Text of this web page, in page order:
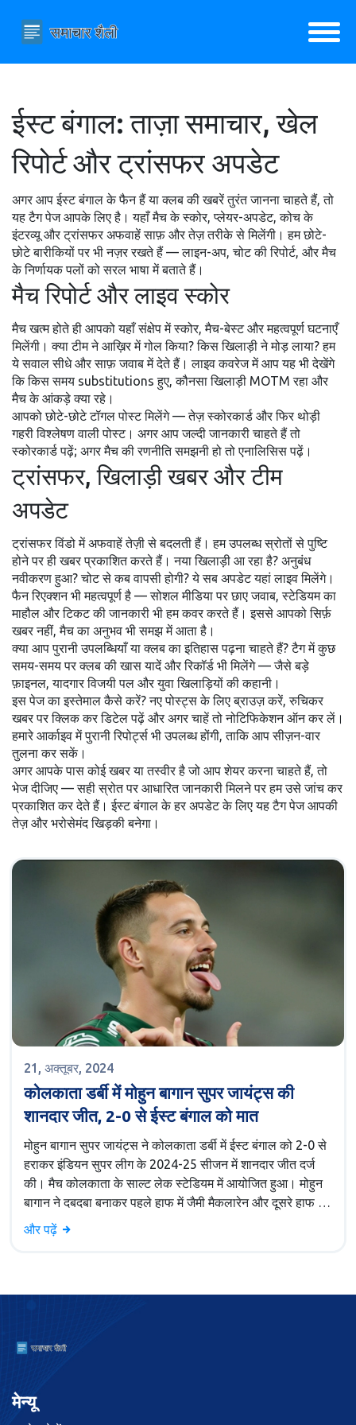
ईस्ट बंगाल: ताज़ा समाचार, खेल
रिपोर्ट और ट्रांसफर अपडेट
अगर आप ईस्ट बंगाल के फैन हैं या क्लब की खबरें तुरंत जानना चाहते हैं, तो
यह टैग पेज आपके लिए है। यहाँ मैच के स्कोर, प्लेयर-अपडेट, कोच के
इंटरव्यू और ट्रांसफर अफवाहें साफ़ और तेज़ तरीके से मिलेंगी। हम छोटे-
छोटे बारीकियों पर भी नज़र रखते हैं — लाइन-अप, चोट की रिपोर्ट, और मैच
के निर्णायक पलों को सरल भाषा में बताते हैं।
मैच रिपोर्ट और लाइव स्कोर
मैच खत्म होते ही आपको यहाँ संक्षेप में स्कोर, मैच-बेस्ट और महत्वपूर्ण घटनाएँ
मिलेंगी। क्या टीम ने आख़िर में गोल किया? किस खिलाड़ी ने मोड़ लाया? हम
ये सवाल सीधे और साफ़ जवाब में देते हैं। लाइव कवरेज में आप यह भी देखेंगे
कि किस समय substitutions हुए, कौनसा खिलाड़ी MOTM रहा और
मैच के आंकड़े क्या रहे।
आपको छोटे-छोटे टॉगल पोस्ट मिलेंगे — तेज़ स्कोरकार्ड और फिर थोड़ी
गहरी विश्लेषण वाली पोस्ट। अगर आप जल्दी जानकारी चाहते हैं तो
स्कोरकार्ड पढ़ें; अगर मैच की रणनीति समझनी हो तो एनालिसिस पढ़ें।
ट्रांसफर, खिलाड़ी खबर और टीम
अपडेट
ट्रांसफर विंडो में अफवाहें तेज़ी से बदलती हैं। हम उपलब्ध स्रोतों से पुष्टि
होने पर ही खबर प्रकाशित करते हैं। नया खिलाड़ी आ रहा है? अनुबंध
नवीकरण हुआ? चोट से कब वापसी होगी? ये सब अपडेट यहां लाइव मिलेंगे।
फैन रिएक्शन भी महत्वपूर्ण है — सोशल मीडिया पर छाए जवाब, स्टेडियम का
माहौल और टिकट की जानकारी भी हम कवर करते हैं। इससे आपको सिर्फ़
खबर नहीं, मैच का अनुभव भी समझ में आता है।
क्या आप पुरानी उपलब्धियाँ या क्लब का इतिहास पढ़ना चाहते हैं? टैग में कुछ
समय-समय पर क्लब की खास यादें और रिकॉर्ड भी मिलेंगे — जैसे बड़े
फ़ाइनल, यादगार विजयी पल और युवा खिलाड़ियों की कहानी।
इस पेज का इस्तेमाल कैसे करें? नए पोस्ट्स के लिए ब्राउज़ करें, रुचिकर
खबर पर क्लिक कर डिटेल पढ़ें और अगर चाहें तो नोटिफिकेशन ऑन कर लें।
हमारे आर्काइव में पुरानी रिपोर्ट्स भी उपलब्ध होंगी, ताकि आप सीज़न-वार
तुलना कर सकें।
अगर आपके पास कोई खबर या तस्वीर है जो आप शेयर करना चाहते हैं, तो
भेज दीजिए — सही स्रोत पर आधारित जानकारी मिलने पर हम उसे जांच कर
प्रकाशित कर देते हैं। ईस्ट बंगाल के हर अपडेट के लिए यह टैग पेज आपकी
तेज़ और भरोसेमंद खिड़की बनेगा।
21, अक्तूबर, 2024
कोलकाता डर्बी में मोहुन बागान सुपर जायंट्स की
शानदार जीत, 2-0 से ईस्ट बंगाल को मात
मोहुन बागान सुपर जायंट्स ने कोलकाता डर्बी में ईस्ट बंगाल को 2-0 से
हराकर इंडियन सुपर लीग के 2024-25 सीजन में शानदार जीत दर्ज
की। मैच कोलकाता के साल्ट लेक स्टेडियम में आयोजित हुआ। मोहुन
बागान ने दबदबा बनाकर पहले हाफ में जैमी मैकलारेन और दूसरे हाफ में
दिमित्री पेत्रातोस के गोल से जीत सुनिश्चित की, जबकि ईस्ट बंगाल
की टीम नया कोच होने के बावजूद संघर्ष करती नज़र आई।
और पढ़ें
मेन्यू